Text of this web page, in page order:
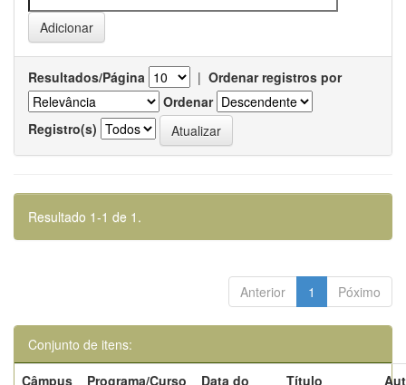
Resultados/Página | Ordenar registros por
Ordenar
Registro(s)
Resultado 1-1 de 1.
Anterior 1 Póximo
Conjunto de itens:
Câmpus
Programa/Curso
Data do
Título